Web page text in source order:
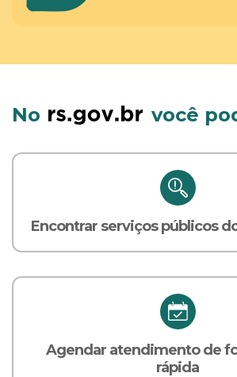
No você
Encontrar serviços públicos
Agendar atendimento de
rápida